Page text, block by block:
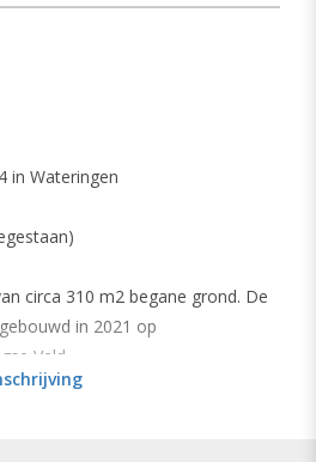
in Wateringen
circa 310 m2 begane grond. De
in 2021 op
Veld.